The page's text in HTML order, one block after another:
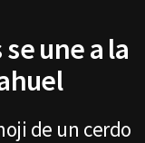
une a la
de un cerdo